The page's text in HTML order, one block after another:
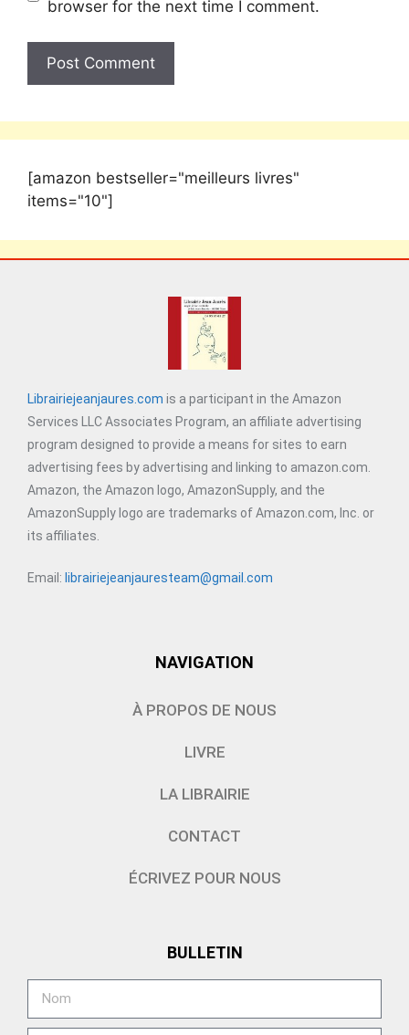
browser for the next time I comment.
[amazon bestseller="meilleurs livres"
items="10"]
Librairiejeanjaures.com is a participant in the Amazon
Services LLC Associates Program, an affiliate advertising
program designed to provide a means for sites to earn
advertising fees by advertising and linking to amazon.com.
Amazon, the Amazon logo, AmazonSupply, and the
AmazonSupply logo are trademarks of Amazon.com, Inc. or
its affiliates.
Email: librairiejeanjauresteam@gmail.com
NAVIGATION
À PROPOS DE NOUS
LIVRE
LA LIBRAIRIE
CONTACT
ÉCRIVEZ POUR NOUS
BULLETIN